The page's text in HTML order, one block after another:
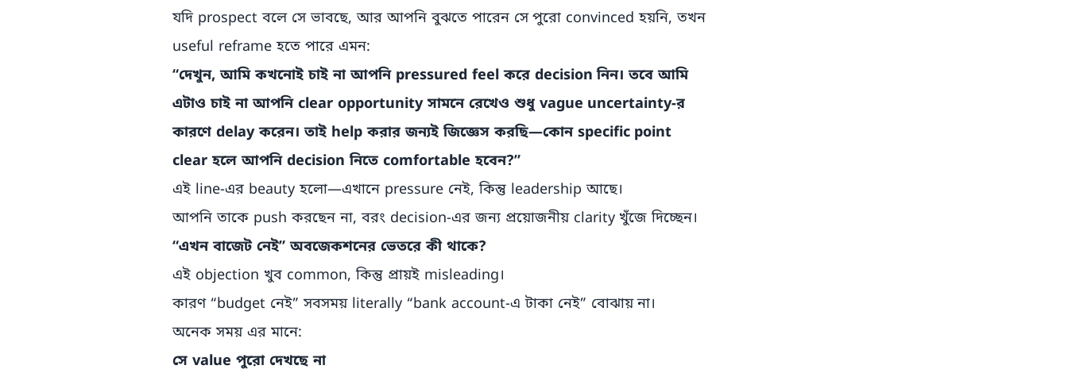
যদি prospect বলে সে ভাবছে, আর আপনি বুঝতে পারেন সে পুরো convinced হয়নি, তখন
useful reframe হতে পারে এমন:
“দেখুন, আমি কখনোই চাই না আপনি pressured feel করে decision নিন। তবে আমি
এটাও চাই না আপনি clear opportunity সামনে রেখেও শুধু vague uncertainty-র
কারণে delay করেন। তাই help করার জন্যই জিজ্ঞেস করছি—কোন specific point
clear হলে আপনি decision নিতে comfortable হবেন?”
এই line-এর beauty হলো—এখানে pressure নেই, কিন্তু leadership আছে।
আপনি তাকে push করছেন না, বরং decision-এর জন্য প্রয়োজনীয় clarity খুঁজে দিচ্ছেন।
“এখন বাজেট নেই” অবজেকশনের ভেতরে কী থাকে?
এই objection খুব common, কিন্তু প্রায়ই misleading।
কারণ “budget নেই” সবসময় literally “bank account-এ টাকা নেই” বোঝায় না।
অনেক সময় এর মানে:
সে value পুরো দেখছে না